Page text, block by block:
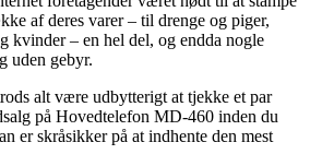
af deres varer – til drenge og piger,
kvinder – en hel del, og endda nogle
uden gebyr.
alt være udbytterigt at tjekke et par
på Hovedtelefon MD-460 inden du
er skråsikker på at indhente den mest